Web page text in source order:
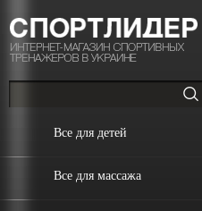
Все для детей
Все для массажа